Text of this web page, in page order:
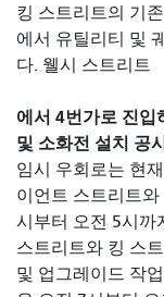
킹 스트리트의 기
에서 유틸리티 및
다. 웰시 스트리트
에서 4번가로 진입
및 소화전 설치 공
임시 우회로는 현
이언트 스트리트
시부터 오전 5시까
스트리트와 킹 스
및 업그레이드 작